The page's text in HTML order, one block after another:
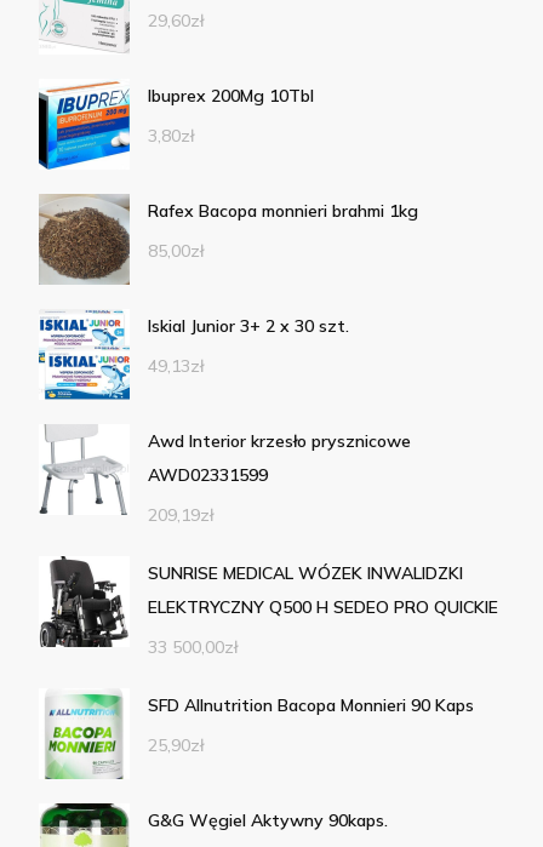
29,60zł
Ibuprex 200Mg 10Tbl
3,80zł
Rafex Bacopa monnieri brahmi 1kg
85,00zł
Iskial Junior 3+ 2 x 30 szt.
49,13zł
Awd Interior krzesło prysznicowe
AWD02331599
209,19zł
SUNRISE MEDICAL WÓZEK INWALIDZKI
ELEKTRYCZNY Q500 H SEDEO PRO QUICKIE
33 500,00zł
SFD Allnutrition Bacopa Monnieri 90 Kaps
25,90zł
G&G Węgiel Aktywny 90kaps.